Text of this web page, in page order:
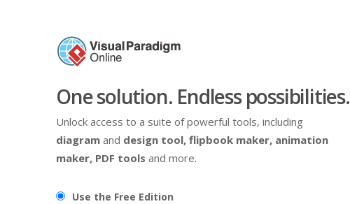
One solution. Endless possibilities.
Unlock access to a suite of powerful tools, including
diagram and design tool, flipbook maker, animation
maker, PDF tools and more.
Use the Free Edition